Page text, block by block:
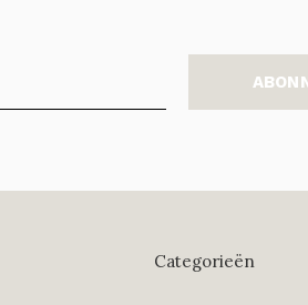
Categorieën